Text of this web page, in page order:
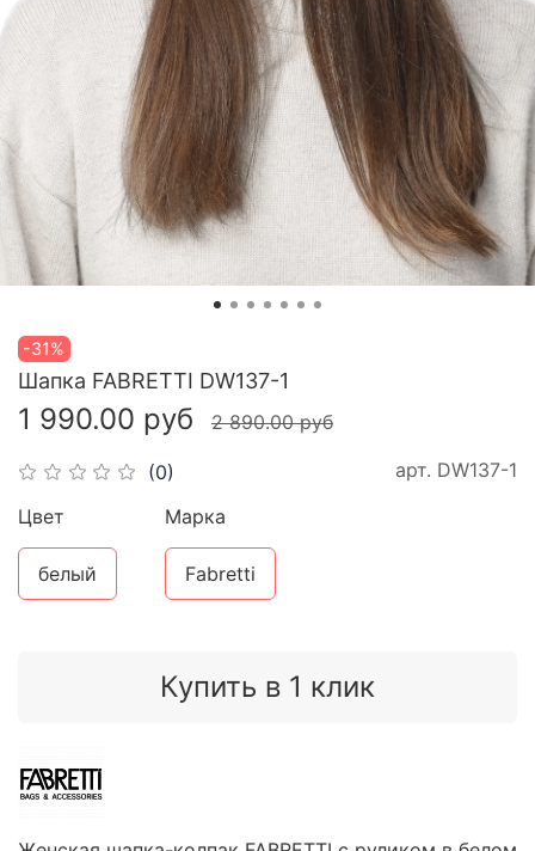
-31%
(0) арт. DW137-1
Шапка FABRETTI DW137-1
1 990.00 руб 2 890.00 руб
Купить в 1 клик
Цвет
белый
Марка
Fabretti